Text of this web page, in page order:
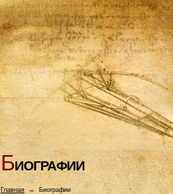
БИОГРАФИИ
Главная→ Биографии